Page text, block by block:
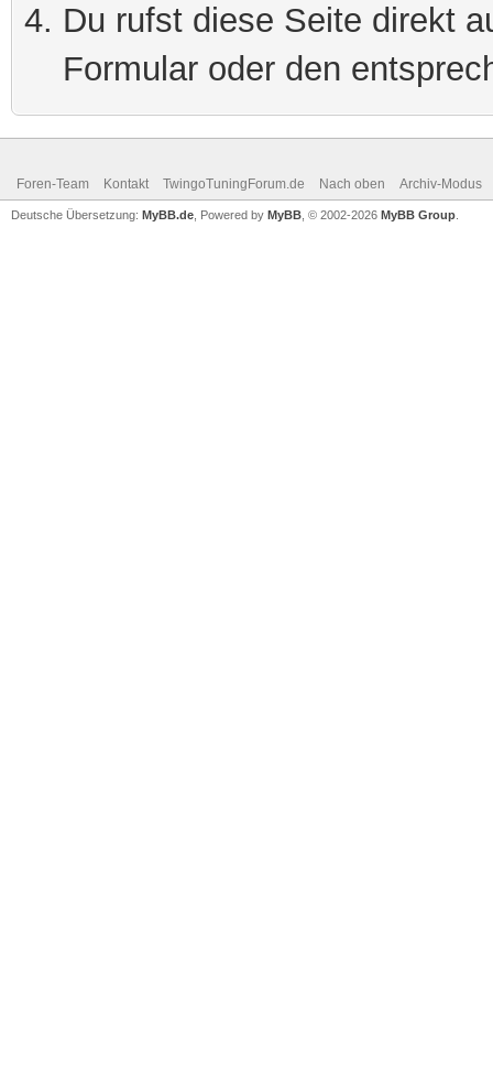
Du rufst diese Seite direkt
Formular oder den
Foren-Team Kontakt TwingoTuningForum.de Nach oben Archiv-Modus
Deutsche Übersetzung: MyBB.de , Powered by MyBB , © 2002-2026 MyBB Group